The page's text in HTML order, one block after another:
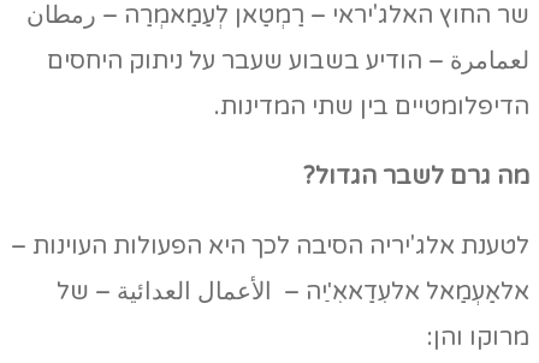
שר החוץ האלג'יראי – רַמְטַאן לְעַמַאמְרַה – رمطان
لعمامرة – הודיע בשבוע שעבר על ניתוק היחסים
הדיפלומטיים בין שתי המדינות.
מה גרם לשבר הגדול?
לטענת אלג'יריה הסיבה לכך היא הפעולות העוינות –
אלאַעְמַאל אלעִדַאאִ'ַיה – الأعمال العدائية – של
מרוקו והן: